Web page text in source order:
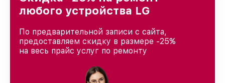
доверия и лояльности наших клиентов.
любого устройства LG
По предварительной записи с сайта,
предоставляем скидку в размере -25%
на весь прайс услуг по ремонту